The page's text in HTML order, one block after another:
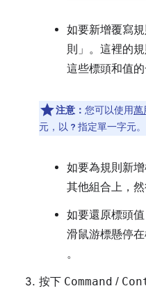
如要新增覆寫
則」 。這裡的
這些標頭和值的
注意： 您可以使用萬
元，以 ? 指定單一字元。
如要為規則新
其他組合上，
如要還原標頭
滑鼠游標懸停
。
按下 Command /